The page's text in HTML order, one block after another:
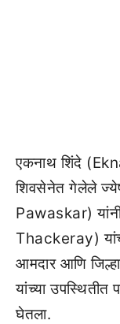
एकनाथ शिंदे
शिवसेनेत गेलेले
Pawaskar)
Thackeray)
आमदार आणि
यांच्या उपस्थितीत
घेतला.